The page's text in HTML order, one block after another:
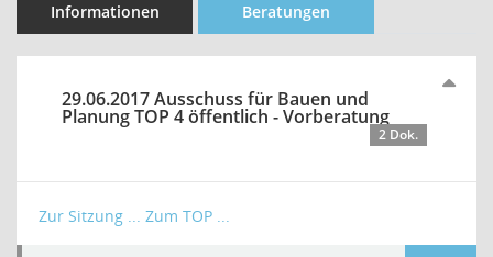
Informationen Beratungen
29.06.2017 Ausschuss für Bauen und
Planung TOP 4 öffentlich - Vorberatung
2 Dok.
Zur Sitzung ... Zum TOP ...